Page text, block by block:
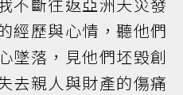
經歷與心情，聽他們
墜落，見他們坯毀創
去親人與財產的傷痛